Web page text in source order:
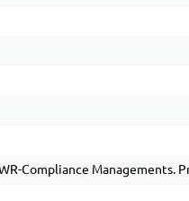
Compliance